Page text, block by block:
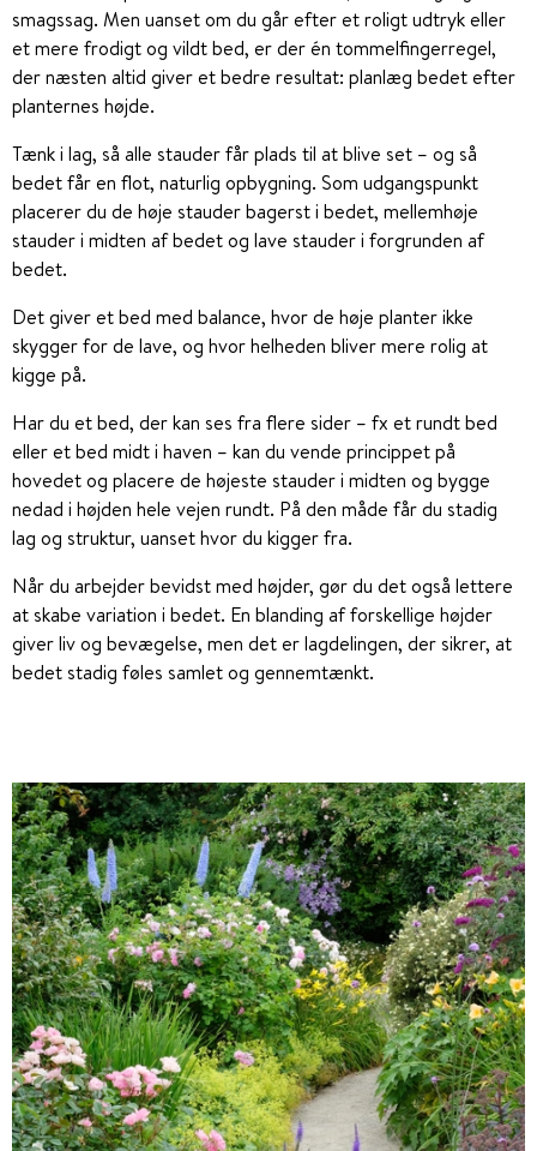
smagssag. Men uanset om du går efter et roligt udtryk eller
et mere frodigt og vildt bed, er der én tommelfingerregel,
der næsten altid giver et bedre resultat: planlæg bedet efter
planternes højde.
Tænk i lag, så alle stauder får plads til at blive set – og så
bedet får en flot, naturlig opbygning. Som udgangspunkt
placerer du de høje stauder bagerst i bedet, mellemhøje
stauder i midten af bedet og lave stauder i forgrunden af
bedet.
Det giver et bed med balance, hvor de høje planter ikke
skygger for de lave, og hvor helheden bliver mere rolig at
kigge på.
Har du et bed, der kan ses fra flere sider – fx et rundt bed
eller et bed midt i haven – kan du vende princippet på
hovedet og placere de højeste stauder i midten og bygge
nedad i højden hele vejen rundt. På den måde får du stadig
lag og struktur, uanset hvor du kigger fra.
Når du arbejder bevidst med højder, gør du det også lettere
at skabe variation i bedet. En blanding af forskellige højder
giver liv og bevægelse, men det er lagdelingen, der sikrer, at
bedet stadig føles samlet og gennemtænkt.